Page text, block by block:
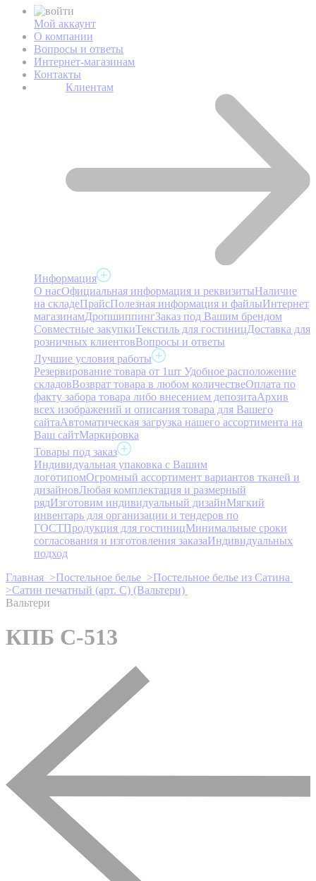
Мой аккаунт
О компании
Вопросы и ответы
Интернет-магазинам
Контакты
Клиентам
Информация
О насОфициальная информация и реквизитыНаличие
на складеПрайсПолезная информация и файлыИнтернет
магазинамДропшиппингЗаказ под Вашим брендом
Совместные закупкиТекстиль для гостиницДоставка для
розничных клиентовВопросы и ответы
Лучшие условия работы
Резервирование товара от 1шт Удобное расположение
складовВозврат товара в любом количествеОплата по
факту забора товара либо внесением депозитаАрхив
всех изображений и описания товара для Вашего
сайтаАвтоматическая загрузка нашего ассортимента на
Ваш сайтМаркировка
Товары под заказ
Индивидуальная упаковка с Вашим
логотипомОгромный ассортимент вариантов тканей и
дизайновЛюбая комплектация и размерный
рядИзготовим индивидуальный дизайнМягкий
инвентарь для организации и тендеров по
ГОСТПродукция для гостиницМинимальные сроки
согласования и изготовления заказаИндивидуальных
подход
Главная >Постельное белье >Постельное белье из Сатина
>Сатин печатный (арт. С) (Вальтери)
Вальтери
КПБ С-513